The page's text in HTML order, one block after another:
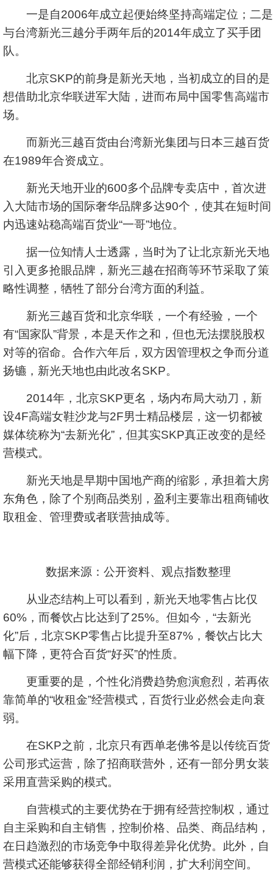
一是自2006年成立起便始终坚持高端定位；二是
与台湾新光三越分手两年后的2014年成立了买手团
队。
北京SKP的前身是新光天地，当初成立的目的是
想借助北京华联进军大陆，进而布局中国零售高端市
场。
而新光三越百货由台湾新光集团与日本三越百货
在1989年合资成立。
新光天地开业的600多个品牌专卖店中，首次进
入大陆市场的国际奢华品牌多达90个，使其在短时间
内迅速站稳高端百货业“一哥”地位。
据一位知情人士透露，当时为了让北京新光天地
引入更多抢眼品牌，新光三越在招商等环节采取了策
略性调整，牺牲了部分台湾方面的利益。
新光三越百货和北京华联，一个有经验，一个
有“国家队”背景，本是天作之和，但也无法摆脱股权
对等的宿命。合作六年后，双方因管理权之争而分道
扬镳，新光天地也由此改名SKP。
2014年，北京SKP更名，场内布局大动刀，新
设4F高端女鞋沙龙与2F男士精品楼层，这一切都被
媒体统称为“去新光化”，但其实SKP真正改变的是经
营模式。
新光天地是早期中国地产商的缩影，承担着大房
东角色，除了个别商品类别，盈利主要靠出租商铺收
取租金、管理费或者联营抽成等。
数据来源：公开资料、观点指数整理
从业态结构上可以看到，新光天地零售占比仅
60%，而餐饮占比达到了25%。但如今，“去新光
化”后，北京SKP零售占比提升至87%，餐饮占比大
幅下降，更符合百货“好买”的性质。
更重要的是，个性化消费趋势愈演愈烈，若再依
靠简单的“收租金”经营模式，百货行业必然会走向衰
弱。
在SKP之前，北京只有西单老佛爷是以传统百货
公司形式运营，除了招商联营外，还有一部分男女装
采用直营采购的模式。
自营模式的主要优势在于拥有经营控制权，通过
自主采购和自主销售，控制价格、品类、商品结构，
在日趋激烈的市场竞争中取得差异化优势。此外，自
营模式还能够获得全部经销利润，扩大利润空间。